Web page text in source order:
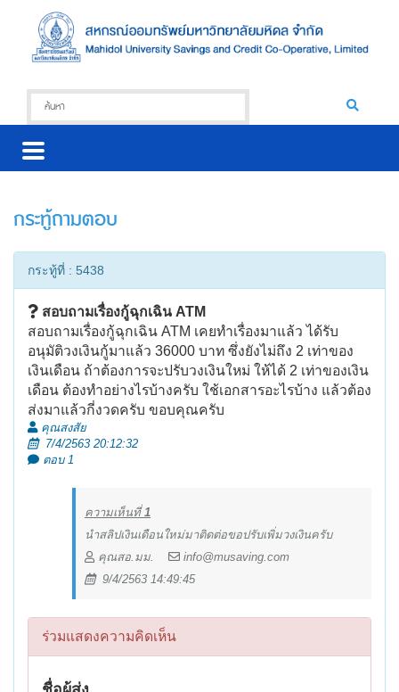
กระทู้ถามตอบ
กระทู้ที่ : 5438
สอบถามเรื่องกู้ฉุกเฉิน ATM
สอบถามเรื่องกู้ฉุกเฉิน ATM เคยทำเรื่องมาแล้ว ได้รับ
อนุมัติวงเงินกู้มาแล้ว 36000 บาท ซึ่งยังไม่ถึง 2 เท่าของ
เงินเดือน ถ้าต้องการจะปรับวงเงินใหม่ ให้ได้ 2 เท่าของเงิน
เดือน ต้องทำอย่างไรบ้างครับ ใช้เอกสารอะไรบ้าง แล้วต้อง
ส่งมาแล้วกี่งวดครับ ขอบคุณครับ
คุณสงสัย
7/4/2563 20:12:32
ตอบ 1
ความเห็นที่1
นำสลิปเงินเดือนใหม่มาติดต่อขอปรับเพิ่มวงเงินครับ
คุณสอ.มม.
info@musaving.com
9/4/2563 14:49:45
ร่วมแสดงความคิดเห็น